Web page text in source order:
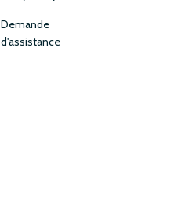
Demande
d'assistance